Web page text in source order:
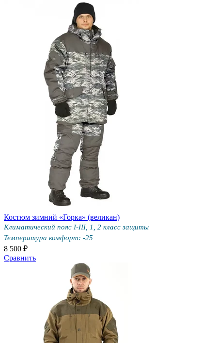
Костюм зимний «Горка» (великан)
Климатический пояс I-III, 1, 2 класс защиты
Температура комфорт: -25
8 500 ₽
Сравнить